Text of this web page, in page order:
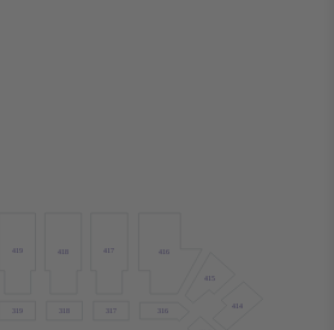
316
317
318
319
416
417
418
419
415
414